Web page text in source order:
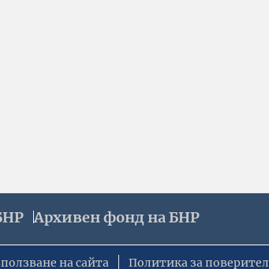
Архивен фонд на БНР
на сайта Политика за